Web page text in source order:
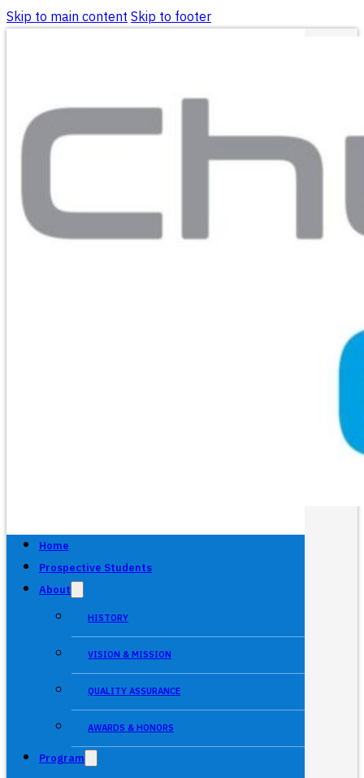
Skip to main contentSkip to footer
Home
Prospective Students
About
HISTORY
VISION & MISSION
QUALITY ASSURANCE
AWARDS & HONORS
Program